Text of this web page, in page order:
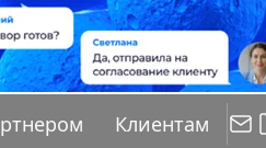
Клиентам